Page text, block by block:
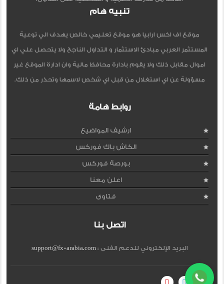
تنبيه هام
موقع اف اكس ارابيا هو موقع تعليمي خالص يهدف الي توعية
المستثمر العربي مبادئ الاستثمار و التداول الناجح ولا يتحصل علي اي
اموال مقابل ذلك ولا يقوم بادارة محافظ مالية وان ادارة الموقع غير
مسؤولة عن اي استغلال من قبل اي شخص لاسمها وتحذر من ذلك.
روابط هامة
ارشيف المواضيع
الكاش باك فوركس
بورصة فوركس
اعلن معنا
فتاوى
اتصل بنا
البريد الإلكتروني للدعم الفنى :support@fx-arabia.com